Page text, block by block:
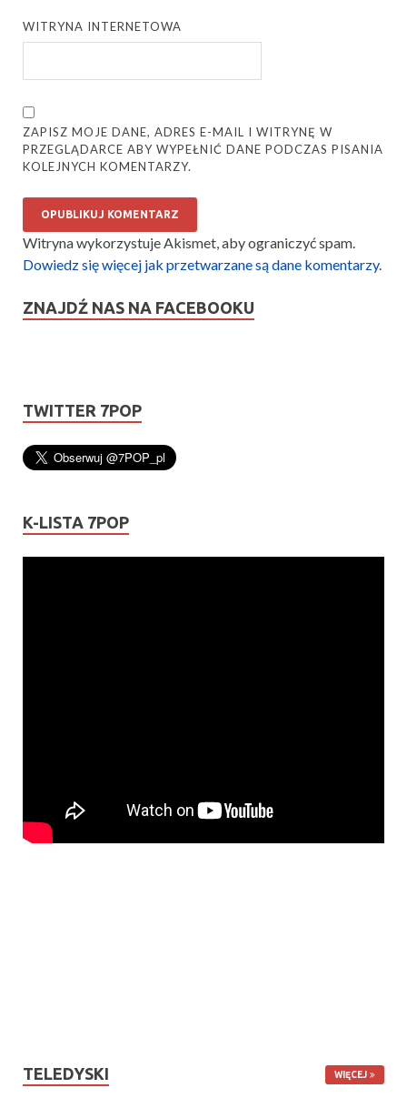
WITRYNA INTERNETOWA
ZAPISZ MOJE DANE, ADRES E-MAIL I WITRYNĘ W
PRZEGLĄDARCE ABY WYPEŁNIĆ DANE PODCZAS PISANIA
KOLEJNYCH KOMENTARZY.
Witryna wykorzystuje Akismet, aby ograniczyć spam.
Dowiedz się więcej jak przetwarzane są dane komentarzy.
ZNAJDŹ NAS NA FACEBOOKU
TWITTER 7POP
K-LISTA 7POP
TELEDYSKI WIĘCEJ